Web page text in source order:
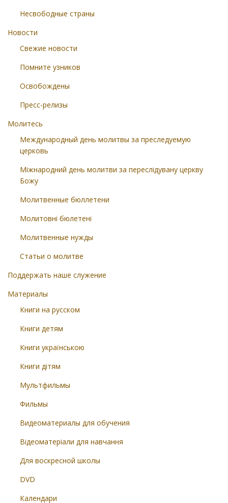
Несвободные страны
Новости
Свежие новости
Помните узников
Освобождены
Пресс-релизы
Молитесь
Международный день молитвы за преследуемую
церковь
Міжнародний день молитви за переслідувану церкву
Божу
Молитвенные бюллетени
Молитовні бюлетені
Молитвенные нужды
Статьи о молитве
Поддержать наше служение
Материалы
Книги на русском
Книги детям
Книги українською
Книги дітям
Мультфильмы
Фильмы
Видеоматериалы для обучения
Відеоматеріали для навчання
Для воскресной школы
DVD
Календари